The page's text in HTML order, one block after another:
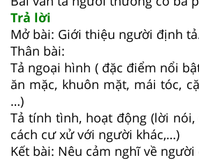
Trả lời
Mở bài: Giới thiệu người định
Thân bài:
Tả ngoại hình ( đặc điểm nổi
ăn mặc, khuôn mặt, mái tóc,
…)
Tả tính tình, hoạt động (lời
cách cư xử với người khác,…)
Kết bài: Nêu cảm nghĩ về người